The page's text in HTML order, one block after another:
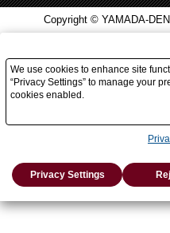
Copyright © YAMADA-
We use cookies to enhance site
“Privacy Settings” to manage your
cookies enabled.
Privacy Settings